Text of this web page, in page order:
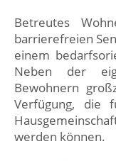
Betreutes
barrierefreien
einem
Neben der
Bewohnern
Verfügung, die
werden können.